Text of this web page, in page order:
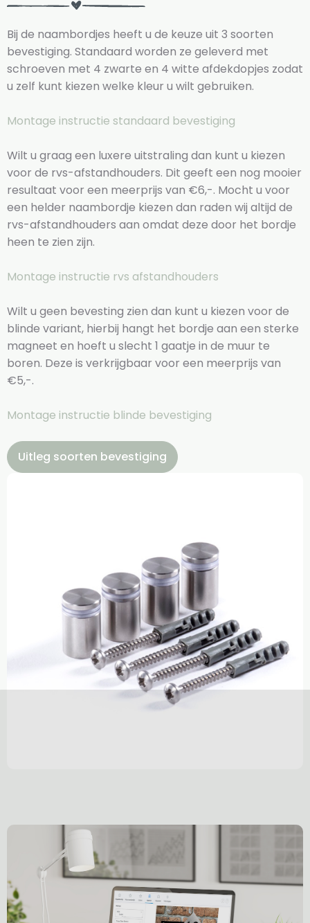
Bij de naambordjes heeft u de keuze uit 3 soorten
bevestiging. Standaard worden ze geleverd met
schroeven met 4 zwarte en 4 witte afdekdopjes zodat
u zelf kunt kiezen welke kleur u wilt gebruiken.
Montage instructie standaard bevestiging
Wilt u graag een luxere uitstraling dan kunt u kiezen
voor de rvs-afstandhouders. Dit geeft een nog mooier
resultaat voor een meerprijs van €6,-. Mocht u voor
een helder naambordje kiezen dan raden wij altijd de
rvs-afstandhouders aan omdat deze door het bordje
heen te zien zijn.
Montage instructie rvs afstandhouders
Wilt u geen bevesting zien dan kunt u kiezen voor de
blinde variant, hierbij hangt het bordje aan een sterke
magneet en hoeft u slecht 1 gaatje in de muur te
boren. Deze is verkrijgbaar voor een meerprijs van
€5,-.
Montage instructie blinde bevestiging
Uitleg soorten bevestiging